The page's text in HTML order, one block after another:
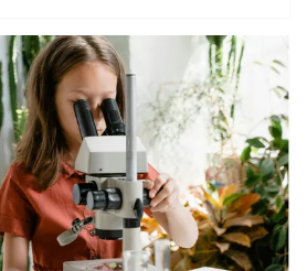
jest ten, którego nie
każda czekoladka, to może
lub dwie. W pączku
w pozornie zdrowych
czy soki, też jest mnóstwo
wróg naszego zdrowia. Jak
go z diety? Jest na to